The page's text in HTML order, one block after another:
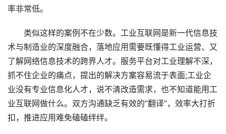
率非常低。
类似这样的案例不在少数。工业互联网是新一代信息技
术与制造业的深度融合，落地应用需要既懂得工业运营、又
了解网络信息技术的跨界人才。服务平台对工业理解不深，
抓不住企业的痛点，提出的解决方案容易流于表面;工业企
业没有专业信息化人才，说不清改造需求，也不知道能用工
业互联网做什么。双方沟通缺乏有效的“翻译”，效率大打折
扣，推进应用难免磕磕绊绊。